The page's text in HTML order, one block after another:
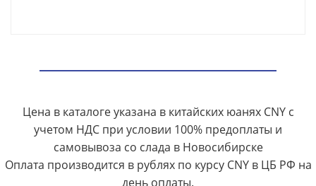
Цена в каталоге указана в китайских юанях CNY с
учетом НДС при условии 100% предоплаты и
самовывоза со слада в Новосибирске
Оплата производится в рублях по курсу CNY в ЦБ РФ на
день оплаты.